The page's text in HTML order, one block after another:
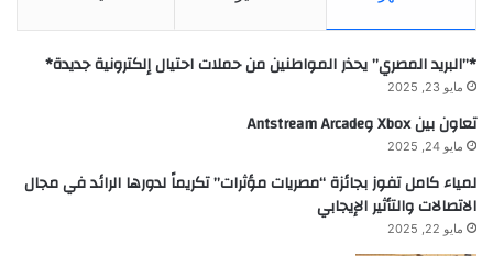
*”البريد المصري” يحذر المواطنين من حملات احتيال إلكترونية جديدة*
مايو 23, 2025
تعاون بين Xbox وAntstream Arcade
مايو 24, 2025
لمياء كامل تفوز بجائزة “مصريات مؤثرات” تكريماً لدورها الرائد في مجال
الاتصالات والتأثير الإيجابي
مايو 22, 2025